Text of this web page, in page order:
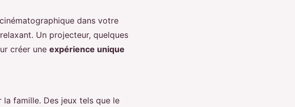
dans votre
Un projecteur, quelques
créer une expérience unique
famille. Des jeux tels que le